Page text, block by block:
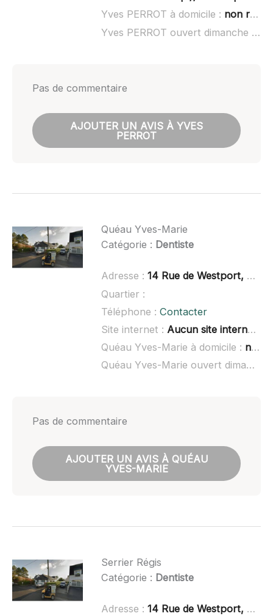
Yves PERROT à domicile : non renseigné
Yves PERROT ouvert dimanche :
Pas de commentaire
AJOUTER UN AVIS À YVES
PERROT
Quéau Yves-Marie
Catégorie : Dentiste
Adresse : 14 Rue de Westport, 29470 Plougastel-Daoulas
Quartier :
Téléphone : Contacter
Site internet : Aucun site internet connu
Quéau Yves-Marie à domicile : non renseigné
Quéau Yves-Marie ouvert dimanche :
Pas de commentaire
AJOUTER UN AVIS À QUÉAU
YVES-MARIE
Serrier Régis
Catégorie : Dentiste
Adresse : 14 Rue de Westport, 29470 Plougastel-Daoulas